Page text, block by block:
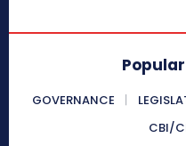
GOVERNANCE
CBI/